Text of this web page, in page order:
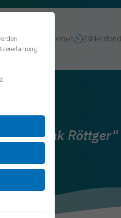
Sprache Kontakt Zählerstand
Frank Röttger"